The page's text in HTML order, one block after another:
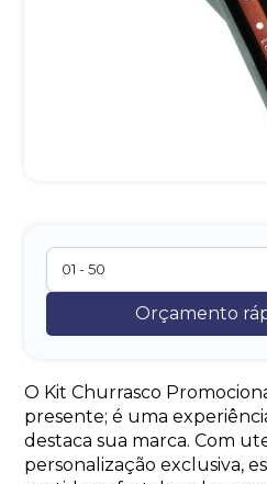
Orçamento
O Kit Churrasco
presente; é uma
destaca sua marca. Com
personalização exclusiva,